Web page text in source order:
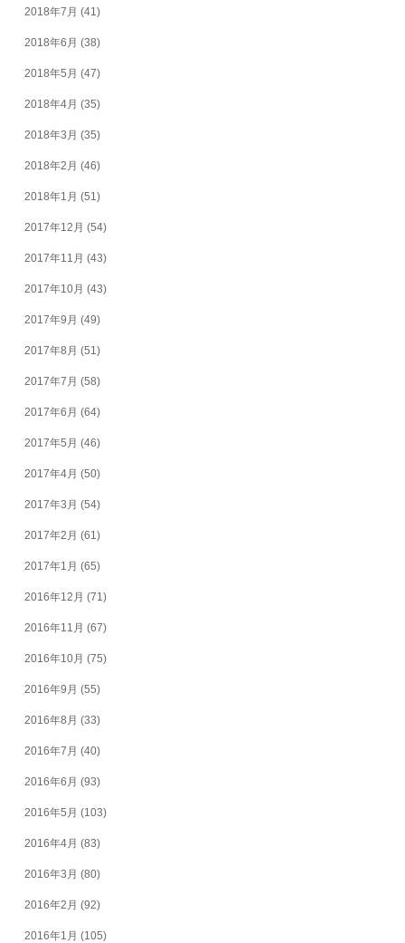
2018年7月 (41)
2018年6月 (38)
2018年5月 (47)
2018年4月 (35)
2018年3月 (35)
2018年2月 (46)
2018年1月 (51)
2017年12月 (54)
2017年11月 (43)
2017年10月 (43)
2017年9月 (49)
2017年8月 (51)
2017年7月 (58)
2017年6月 (64)
2017年5月 (46)
2017年4月 (50)
2017年3月 (54)
2017年2月 (61)
2017年1月 (65)
2016年12月 (71)
2016年11月 (67)
2016年10月 (75)
2016年9月 (55)
2016年8月 (33)
2016年7月 (40)
2016年6月 (93)
2016年5月 (103)
2016年4月 (83)
2016年3月 (80)
2016年2月 (92)
2016年1月 (105)